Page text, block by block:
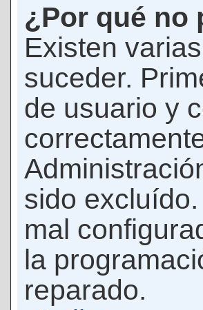
¿Por qué no
Existen
suceder.
de usuario y
sido
mal
la
reparado.